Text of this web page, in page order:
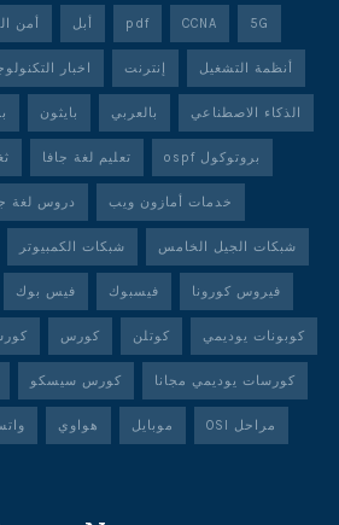
5G
CCNA
pdf أبل أمن
أنظمة التشغيل إنترنت اخبار
الذكاء الاصطناعي بالعربي بايثون
بروتوكول ospf تعليم لغة جافا
خدمات أمازون ويب دروس لغة
شبكات الجيل الخامس شبكات الكمبيوتر
فيروس كورونا فيسبوك فيس بوك
كوبونات يوديمي كوتلن كورس
كورسات يوديمي مجانا كورس سيسكو
مراحل OSI موبايل هواوي